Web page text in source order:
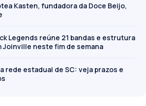
Kasten, fundadora da Doce Beijo,
Legends reúne 21 bandas e estrutura
Joinville neste fim de semana
rede estadual de SC: veja prazos e